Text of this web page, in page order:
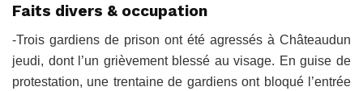
Faits divers & occupation
-Trois gardiens de prison ont été agressés à Châteaudun
jeudi, dont l’un grièvement blessé au visage. En guise de
protestation, une trentaine de gardiens ont bloqué l’entrée